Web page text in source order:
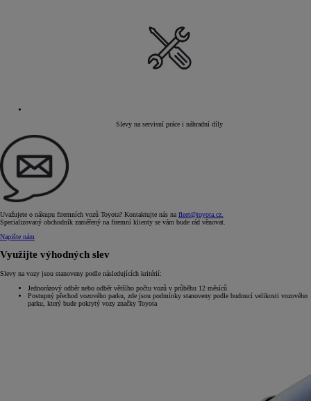
Slevy na servisní práce i náhradní díly
Uvažujete o nákupu firemních vozů Toyota? Kontaktujte nás na fleet@toyota.cz.
Specializovaný obchodník zaměřený na firemní klienty se vám bude rád věnovat.
Napište nám
Využijte výhodných slev
Slevy na vozy jsou stanoveny podle následujících kritérií:
Jednorázový odběr nebo odběr většího počtu vozů v průběhu 12 měsíců
Postupný přechod vozového parku, zde jsou podmínky stanoveny podle budoucí velikosti vozového
parku, který bude pokrytý vozy značky Toyota